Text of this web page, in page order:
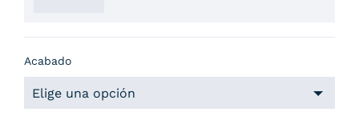
Acabado